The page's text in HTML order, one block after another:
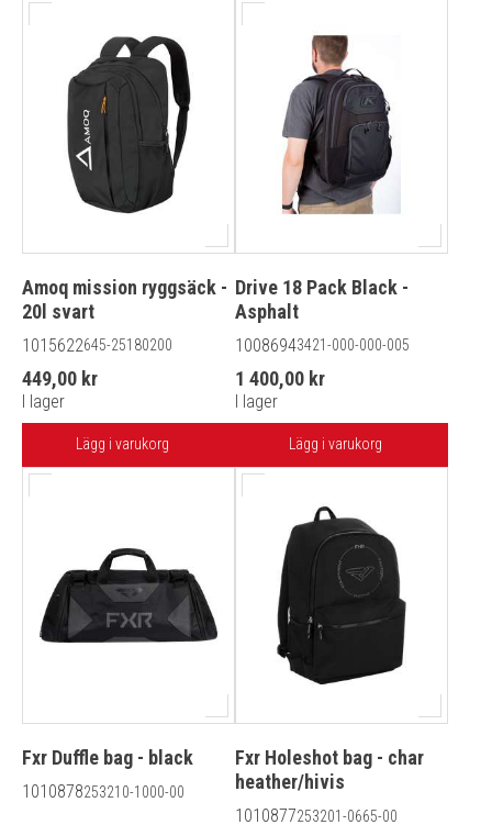
Amoq mission ryggsäck -
20l svart
1015622645-25180200
449,00 kr
I lager
Lägg i varukorg
Drive 18 Pack Black -
Asphalt
10086943421-000-000-005
1 400,00 kr
I lager
Lägg i varukorg
Fxr Duffle bag - black
1010878253210-1000-00
Fxr Holeshot bag - char
heather/hivis
1010877253201-0665-00